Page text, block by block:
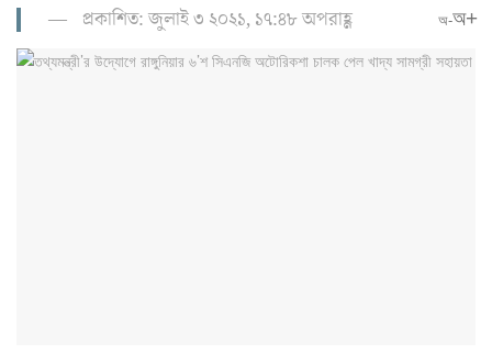
প্রকাশিত: জুলাই ৩ ২০২১, ১৭:৪৮ অপরাহ্ণ অ-অ+